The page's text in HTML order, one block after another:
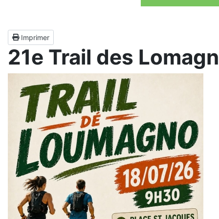
Imprimer
21e Trail des